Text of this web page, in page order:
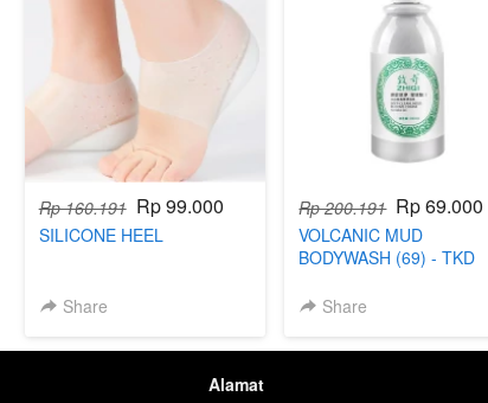
Rp 160.191 Rp 99.000
SILICONE HEEL
Share
Rp 200.191 Rp 69.000
VOLCANIC MUD
BODYWASH (69) - TKD
Share
Alamat